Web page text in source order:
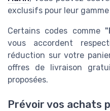
exclusifs pour leur
Certains codes comme
vous accordent
réduction sur votre
offres de livraison
proposées.
Prévoir vos achats